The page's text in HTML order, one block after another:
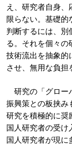
え、研究者自身
限らない。基礎的
判断するには、別
る。それを個々の
技術流出を抽象的
させ、無用な負担
研究の「グロー
振興策との板挟み
研究を積極的に奨
国人研究者の受け
国人研究者が現に